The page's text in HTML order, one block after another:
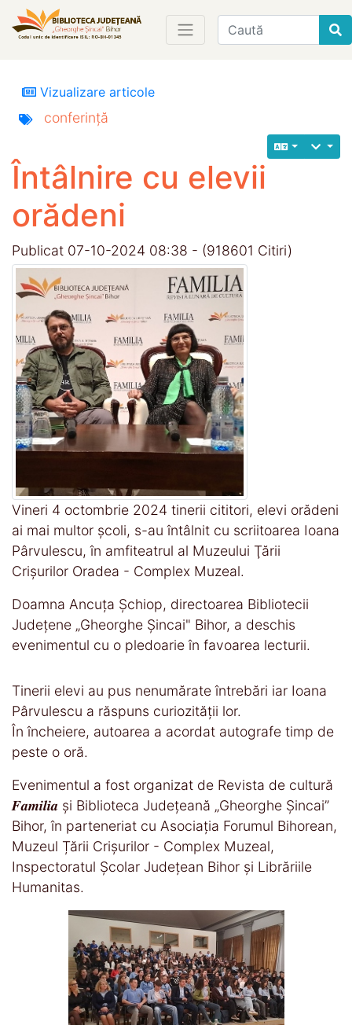
Find
Vizualizare articole
conferință
Întâlnire cu elevii
orădeni
Publicat 07-10-2024 08:38 - (918601 Citiri)
Vineri 4 octombrie 2024 tinerii cititori, elevi orădeni
ai mai multor școli, s-au întâlnit cu scriitoarea Ioana
Pârvulescu, în amfiteatrul al Muzeului Ţării
Crişurilor Oradea - Complex Muzeal.
Doamna Ancuța Șchiop, directoarea Bibliotecii
Județene „Gheorghe Șincai" Bihor, a deschis
evenimentul cu o pledoarie în favoarea lecturii.
Tinerii elevi au pus nenumărate întrebări iar Ioana
Pârvulescu a răspuns curiozității lor.
În încheiere, autoarea a acordat autografe timp de
peste o oră.
Evenimentul a fost organizat de Revista de cultură
𝑭𝒂𝒎𝒊𝒍𝒊𝒂 și Biblioteca Județeană „Gheorghe Șincai”
Bihor, în parteneriat cu Asociația Forumul Bihorean,
Muzeul Țării Crișurilor - Complex Muzeal,
Inspectoratul Școlar Județean Bihor și Librăriile
Humanitas.